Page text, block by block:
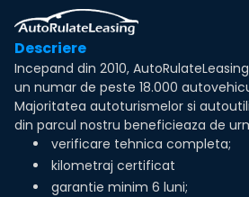
Descriere
Incepand din 2010,
un numar de peste 18.000
Majoritatea autoturismelor si
din parcul nostru beneficieaza de
verificare tehnica completa;
kilometraj certificat
garantie minim 6 luni;